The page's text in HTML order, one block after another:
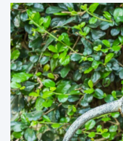
j
p
o
r
y
n
i
e
w
i